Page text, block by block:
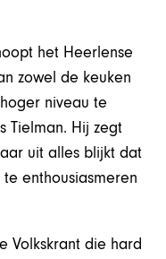
het Heerlense
zowel de keuken
niveau te
Tielman. Hij zegt
uit alles blijkt dat
enthousiasmeren
Volkskrant die hard